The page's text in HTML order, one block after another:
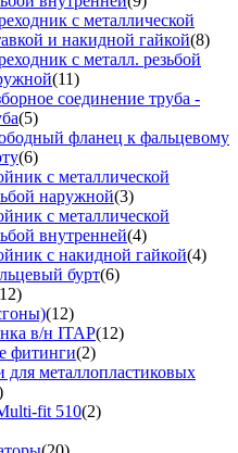
с металлической
и накидной гайкой(8)
с металл. резьбой
(11)
соединение труба -
(5)
фланец к фальцевому
(6)
с металлической
наружной(3)
с металлической
внутренней(4)
с накидной гайкой(4)
бурт(6)
(12)
в/н ITAP(12)
фитинги(2)
для металлопластиковых
fit 510(2)